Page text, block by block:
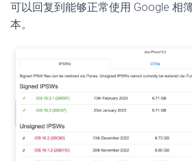
可以回复到能够正常使用 Google 相
本。